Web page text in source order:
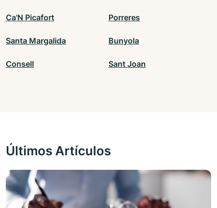
Ca'N Picafort Porreres
Santa Margalida Bunyola
Consell Sant Joan
Últimos Artículos